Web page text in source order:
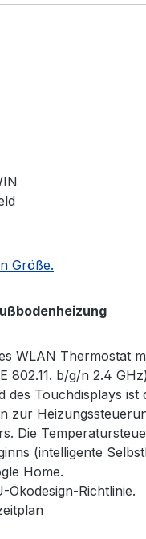
Größe.
WLAN
802.11. b/g/n 2.4
Touchdisplays
zur
Die
(intelligente
Home.
Richtlinie.